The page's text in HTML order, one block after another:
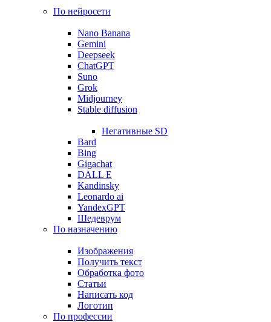
По нейросети
Nano Banana
Gemini
Deepseek
ChatGPT
Suno
Grok
Midjourney
Stable diffusion
Негативные SD
Bard
Bing
Gigachat
DALL E
Kandinsky
Leonardo ai
YandexGPT
Шедеврум
По назначению
Изображения
Получить текст
Обработка фото
Статьи
Написать код
Логотип
По профессии